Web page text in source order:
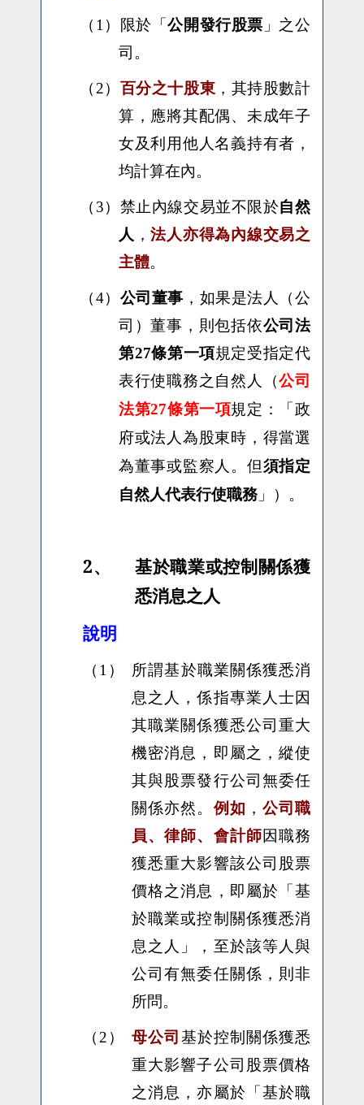
（1） 限於「公開發行股票 」之公
司。
（2） 百分之十股東 ，其持股數計
算，應將其配偶、未成年子
女及利用他人名義持有者，
均計算在內。
（3） 禁止內線交易並不限於自然
人 ，法人亦得為內線交易之
主體。
（4） 公司董事 ，如果是法人（公
司）董事，則包括依公司法
第27條第一項規定受指定代
表行使職務之自然人（公司
法第27條第一項規定： 「政
府或法人為股東時，得當選
為董事或監察人。但須指定
自然人代表行使職務 」 ） 。
2、
基於職業或控制關係獲
悉消息之人
說明
（1）
所謂基於職業關係獲悉消
息之人，係指專業人士因
其職業關係獲悉公司重大
機密消息，即屬之，縱使
其與股票發行公司無委任
關係亦然。 例如 ， 公司職
員、律師、會計師因職務
獲悉重大影響該公司股票
價格之消息，即屬於「基
於職業或控制關係獲悉消
息之人」，至於該等人與
公司有無委任關係，則非
所問。
（2） 母公司 基於控制關係獲悉
重大影響子公司股票價格
之消息，亦屬於「基於職